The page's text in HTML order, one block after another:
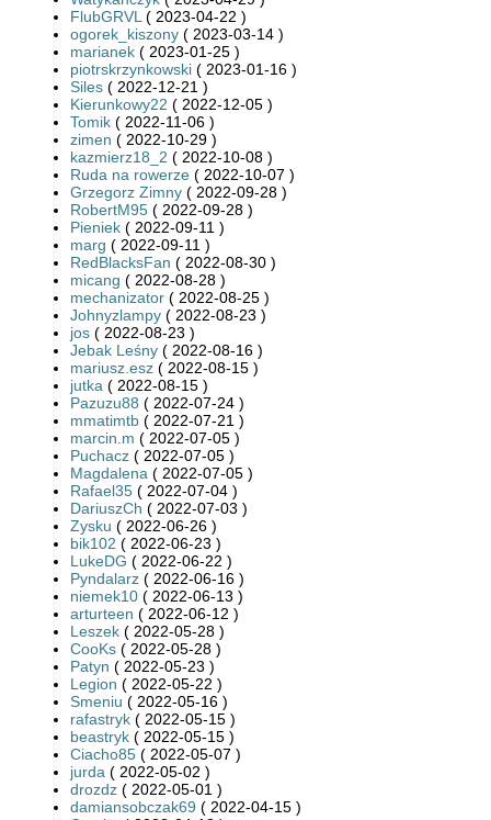
FlubGRVL ( 2023-04-22 )
ogorek_kiszony ( 2023-03-14 )
marianek ( 2023-01-25 )
piotrskrzynkowski ( 2023-01-16 )
Siles ( 2022-12-21 )
Kierunkowy22 ( 2022-12-05 )
Tomik ( 2022-11-06 )
zimen ( 2022-10-29 )
kazmierz18_2 ( 2022-10-08 )
Ruda na rowerze ( 2022-10-07 )
Grzegorz Zimny ( 2022-09-28 )
RobertM95 ( 2022-09-28 )
Pieniek ( 2022-09-11 )
marg ( 2022-09-11 )
RedBlacksFan ( 2022-08-30 )
micang ( 2022-08-28 )
mechanizator ( 2022-08-25 )
Johnyzlampy ( 2022-08-23 )
jos ( 2022-08-23 )
Jebak Leśny ( 2022-08-16 )
mariusz.esz ( 2022-08-15 )
jutka ( 2022-08-15 )
Pazuzu88 ( 2022-07-24 )
mmatimtb ( 2022-07-21 )
marcin.m ( 2022-07-05 )
Puchacz ( 2022-07-05 )
Magdalena ( 2022-07-05 )
Rafael35 ( 2022-07-04 )
DariuszCh ( 2022-07-03 )
Zysku ( 2022-06-26 )
bik102 ( 2022-06-23 )
LukeDG ( 2022-06-22 )
Pyndalarz ( 2022-06-16 )
niemek10 ( 2022-06-13 )
arturteen ( 2022-06-12 )
Leszek ( 2022-05-28 )
CooKs ( 2022-05-28 )
Patyn ( 2022-05-23 )
Legion ( 2022-05-22 )
Smeniu ( 2022-05-16 )
rafastryk ( 2022-05-15 )
beastryk ( 2022-05-15 )
Ciacho85 ( 2022-05-07 )
jurda ( 2022-05-02 )
drozdz ( 2022-05-01 )
damiansobczak69 ( 2022-04-15 )